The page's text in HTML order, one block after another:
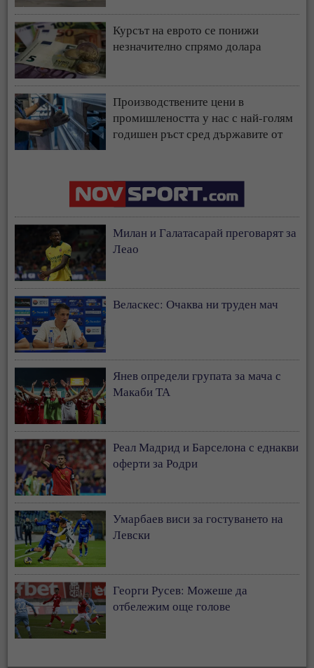
Курсът на еврото се понижи
незначително спрямо долара
Производствените цени в
промишлеността у нас с най-голям
годишен ръст сред държавите от
Милан и Галатасарай преговарят за
Леао
Веласкес: Очаква ни труден мач
Янев определи групата за мача с
Макаби ТА
Реал Мадрид и Барселона с еднакви
оферти за Родри
Умарбаев виси за гостуването на
Левски
Георги Русев: Можеше да
отбележим още голове